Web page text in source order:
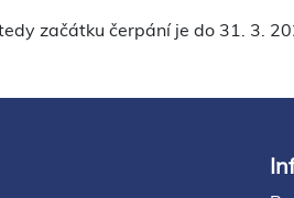
začátku čerpání je do 31. 3.